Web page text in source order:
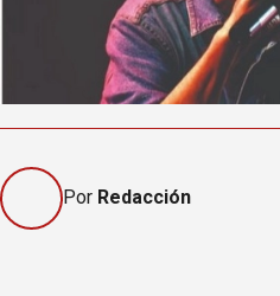
Por Redacción